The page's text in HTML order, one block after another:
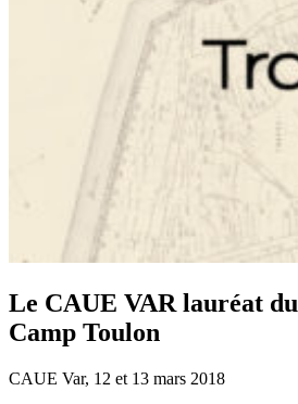
Le CAUE VAR lauréat
Camp Toulon
CAUE Var, 12 et 13 mars 2018